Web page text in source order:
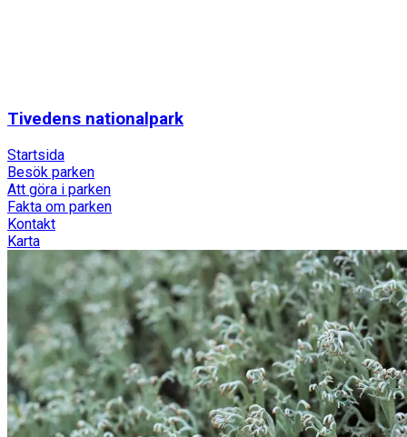
Tivedens nationalpark
Startsida
Besök parken
Att göra i parken
Fakta om parken
Kontakt
Karta